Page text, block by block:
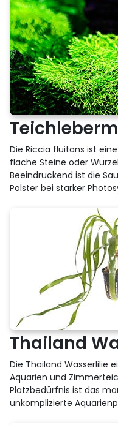
Die Riccia fluitans ist
flache Steine oder
Beeindruckend ist die
Polster bei starker
Thailand
Die Thailand Wasserlilie
Aquarien und
Platzbedürfnis ist das
unkomplizierte